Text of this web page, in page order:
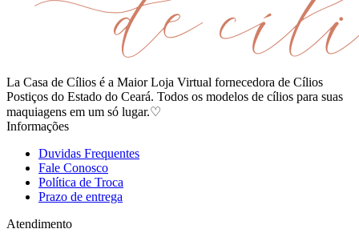
La Casa de Cílios é a Maior Loja Virtual fornecedora de Cílios
Postiços do Estado do Ceará. Todos os modelos de cílios para suas
maquiagens em um só lugar.♡
Informações
Duvidas Frequentes
Fale Conosco
Política de Troca
Prazo de entrega
Atendimento